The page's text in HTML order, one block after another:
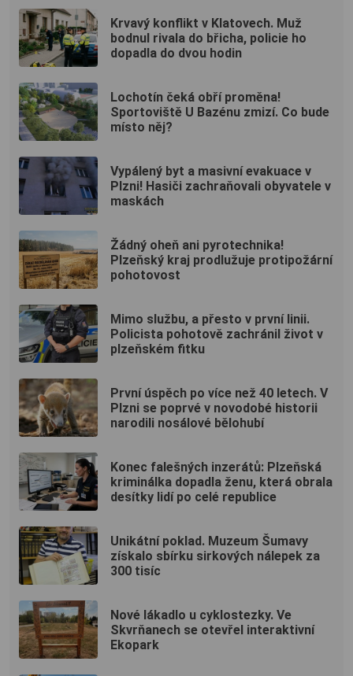
Krvavý konflikt v Klatovech. Muž
bodnul rivala do břicha, policie ho
dopadla do dvou hodin
Lochotín čeká obří proměna!
Sportoviště U Bazénu zmizí. Co bude
místo něj?
Vypálený byt a masivní evakuace v
Plzni! Hasiči zachraňovali obyvatele v
maskách
Žádný oheň ani pyrotechnika!
Plzeňský kraj prodlužuje protipožární
pohotovost
Mimo službu, a přesto v první linii.
Policista pohotově zachránil život v
plzeňském fitku
První úspěch po více než 40 letech. V
Plzni se poprvé v novodobé historii
narodili nosálové bělohubí
Konec falešných inzerátů: Plzeňská
kriminálka dopadla ženu, která obrala
desítky lidí po celé republice
Unikátní poklad. Muzeum Šumavy
získalo sbírku sirkových nálepek za
300 tisíc
Nové lákadlo u cyklostezky. Ve
Skvrňanech se otevřel interaktivní
Ekopark